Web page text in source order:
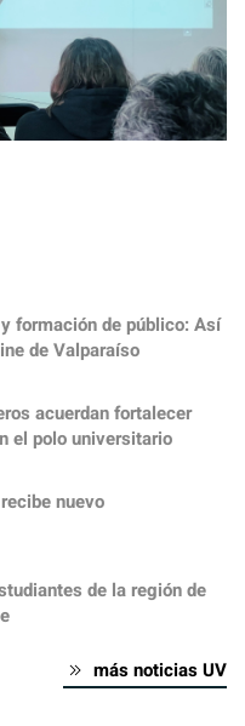
formación de público: Así
de Valparaíso
acuerdan fortalecer
el polo universitario
nuevo
de la región de
más noticias UV